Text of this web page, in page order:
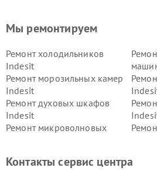
Мы ремонтируем
Ремонт холодильников
Indesit
Ремонт морозильных камер
Indesit
Ремонт духовых шкафов
Indesit
Ремонт микроволновых
Indesit
Indesit
Контакты сервис центра